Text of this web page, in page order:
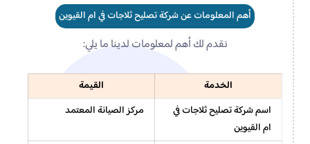
أهم المعلومات عن شركة تصليح ثلاجات في ام القيوين
نقدم لك أهم لمعلومات لدينا ما يلي:
الخدمة
القيمة
اسم شركة تصليح ثلاجات في
ام القيوين
مركز الصيانة المعتمد